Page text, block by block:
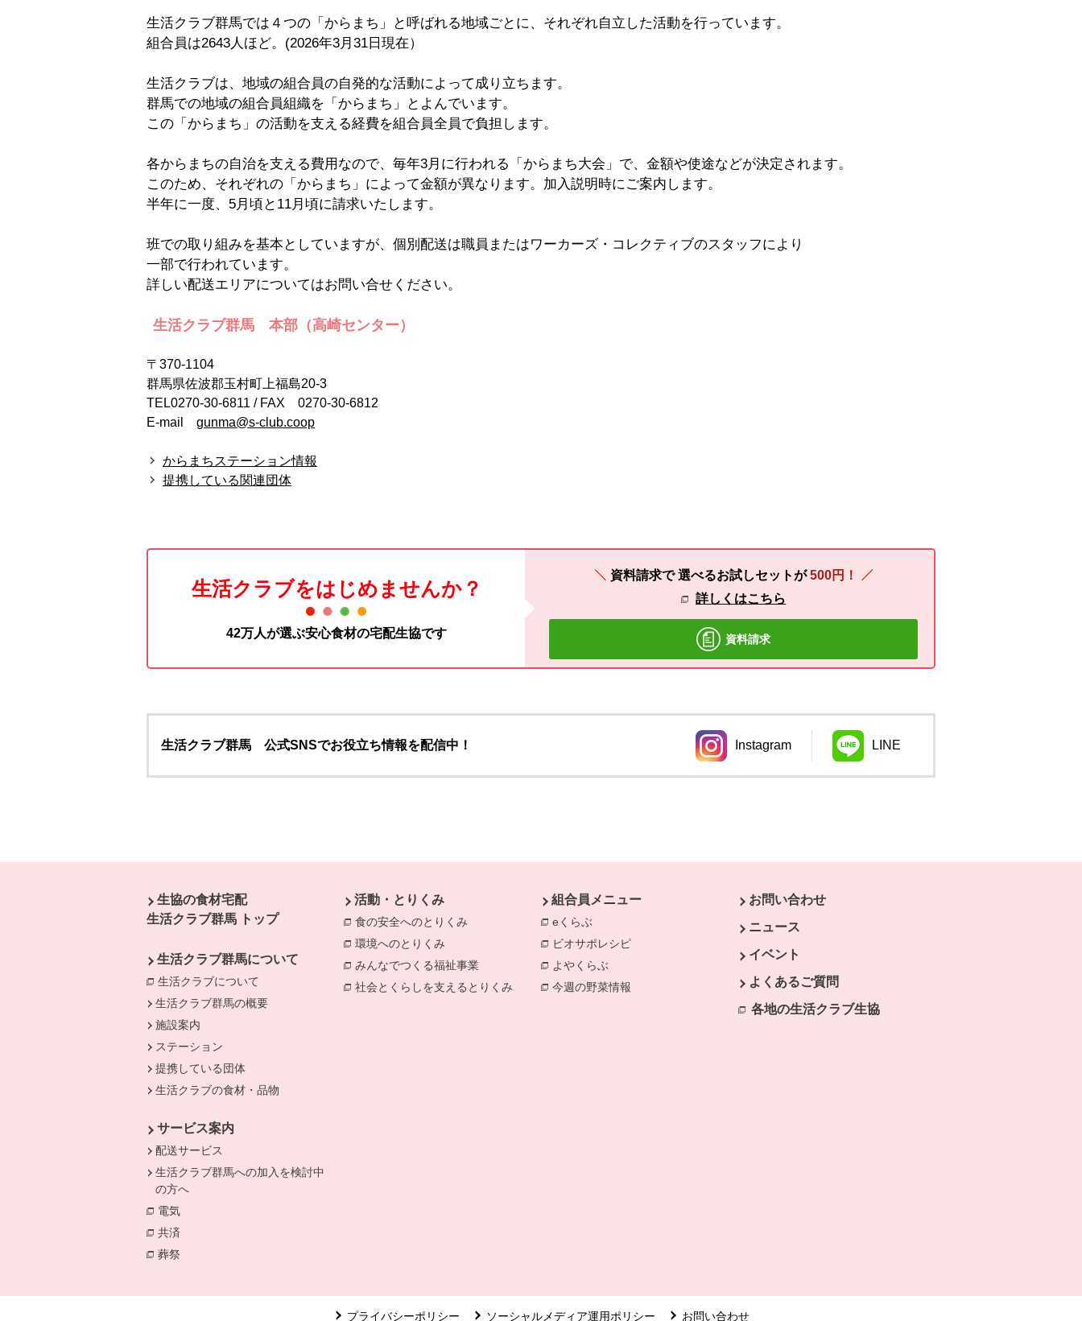
生活クラブ群馬では４つの「からまち」と呼ばれる地域ごとに、それぞれ自立した活動を行っています。
組合員は2643人ほど。(2026年3月31日現在）
生活クラブは、地域の組合員の自発的な活動によって成り立ちます。
群馬での地域の組合員組織を「からまち」とよんでいます。
この「からまち」の活動を支える経費を組合員全員で負担します。
各からまちの自治を支える費用なので、毎年3月に行われる「からまち大会」で、金額や使途などが決定されます。
このため、それぞれの「からまち」によって金額が異なります。加入説明時にご案内します。
半年に一度、5月頃と11月頃に請求いたします。
班での取り組みを基本としていますが、個別配送は職員またはワーカーズ・コレクティブのスタッフにより
一部で行われています。
詳しい配送エリアについてはお問い合せください。
生活クラブ群馬 本部（高崎センター）
〒370-1104
群馬県佐波郡玉村町上福島20-3
TEL0270-30-6811 / FAX 0270-30-6812
E-mail gunma@s-club.coop
からまちステーション情報
提携している関連団体
生活クラブをはじめませんか？
42万人が選ぶ安心食材の宅配生協です
資料請求で選べるお試しセットが500円！
詳しくはこちら
資料請求
生活クラブ群馬 公式SNSでお役立ち情報を配信中！ Instagram
別のウィンドウで開きます。
LINE
別のウィンドウで開きます。
生協の食材宅配
生活クラブ群馬 トップ
生活クラブ群馬について
生活クラブについて
生活クラブ群馬の概要
施設案内
ステーション
提携している団体
生活クラブの食材・品物
サービス案内
配送サービス
生活クラブ群馬への加入を検討中
の方へ
電気
共済
葬祭
活動・とりくみ
食の安全へのとりくみ 別のウィンドウで開きます。
環境へのとりくみ 別のウィンドウで開きます。
みんなでつくる福祉事業 別のウィンドウで開きます。
社会とくらしを支えるとりくみ 別のウィンドウで開きます。
組合員メニュー
eくらぶ
ビオサポレシピ
よやくらぶ 別のウィンドウで開きます。
今週の野菜情報 別のウィンドウで開きます。
お問い合わせ
ニュース
イベント
よくあるご質問
各地の生活クラブ生協
プライバシーポリシー ソーシャルメディア運用ポリシー お問い合わせ